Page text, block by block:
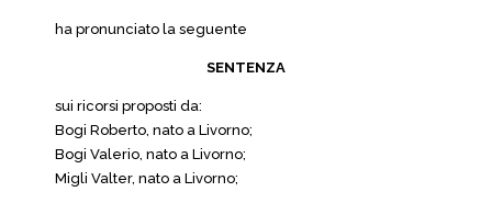
ha pronunciato la seguente
SENTENZA
sui ricorsi proposti da:
Bogi Roberto, nato a Livorno;
Bogi Valerio, nato a Livorno;
Migli Valter, nato a Livorno;